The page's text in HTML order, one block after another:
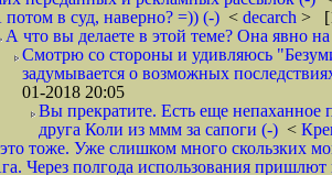
потом в суд, наверно? =)) (-) < decarch >
А что вы делаете в этой теме? Она явно
Смотрю со стороны и удивляюсь
задумывается о возможных
01-2018 20:05
Вы прекратите. Есть еще непаханное
друга Коли из ммм за сапоги (-) <
тоже. Уже слишком много скользких
Через полгода использования